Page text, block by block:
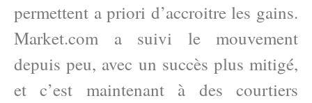
permettent a priori d’accroitre les gains.
Market.com a suivi le mouvement
depuis peu, avec un succès plus mitigé,
et c’est maintenant à des courtiers